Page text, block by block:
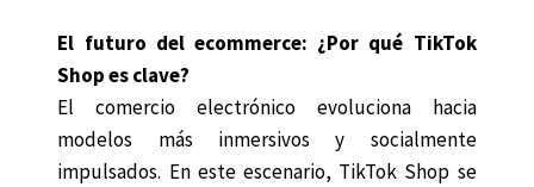
El futuro del ecommerce: ¿Por qué TikTok
Shop es clave?
El comercio electrónico evoluciona hacia
modelos más inmersivos y socialmente
impulsados. En este escenario, TikTok Shop se